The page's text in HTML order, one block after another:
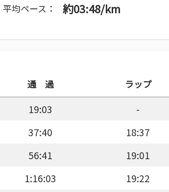
平均ペース： 約03:48/km
通 過 ラップ
19:03 -
37:40 18:37
56:41 19:01
1:16:03 19:22